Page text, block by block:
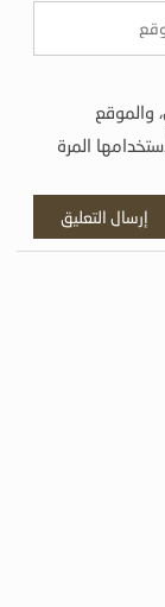
والموقع
المرة